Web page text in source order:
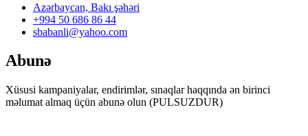
Azərbaycan, Bakı şəhəri
+994 50 686 86 44
sbabanli@yahoo.com
Abunə
Xüsusi kampaniyalar, endirimlər, sınaqlar haqqında ən birinci
məlumat almaq üçün abunə olun (PULSUZDUR)